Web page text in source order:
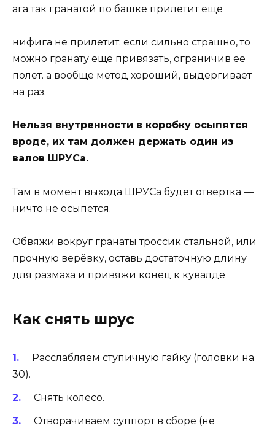
ага так гранатой по башке прилетит еще
нифига не прилетит. если сильно страшно, то
можно гранату еще привязать, ограничив ее
полет. а вообще метод хороший, выдергивает
на раз.
Нельзя внутренности в коробку осыпятся
вроде, их там должен держать один из
валов ШРУСа.
Там в момент выхода ШРУСа будет отвертка —
ничто не осыпется.
Обвяжи вокруг гранаты троссик стальной, или
прочную верёвку, оставь достаточную длину
для размаха и привяжи конец к кувалде
Как снять шрус
Расслабляем ступичную гайку (головки на
30).
Снять колесо.
Отворачиваем суппорт в сборе (не